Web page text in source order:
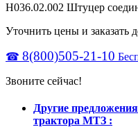
Н036.02.002 Штуцер
Уточнить цены и заказать
☎ 8(800)505-21-10
Звоните сейчас!
Другие
трактора МТЗ :